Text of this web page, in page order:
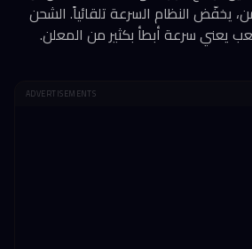
يخفّض النظام السرعة تلقائياً. الشحن
يعني سرعة أبطأ بكثير من المعلن.
ADVERTISEMENTS